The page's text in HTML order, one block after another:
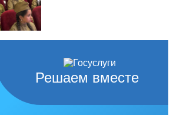
Решаем вместе